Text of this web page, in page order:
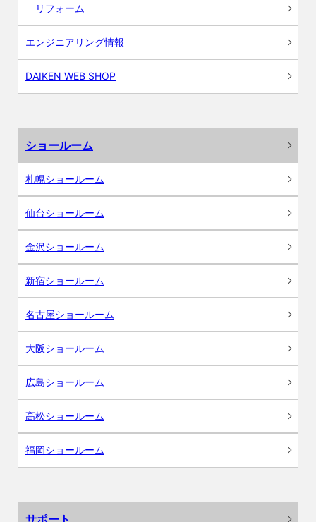
リフォーム
エンジニアリング情報
DAIKEN WEB SHOP
ショールーム
札幌ショールーム
仙台ショールーム
金沢ショールーム
新宿ショールーム
名古屋ショールーム
大阪ショールーム
広島ショールーム
高松ショールーム
福岡ショールーム
サポート